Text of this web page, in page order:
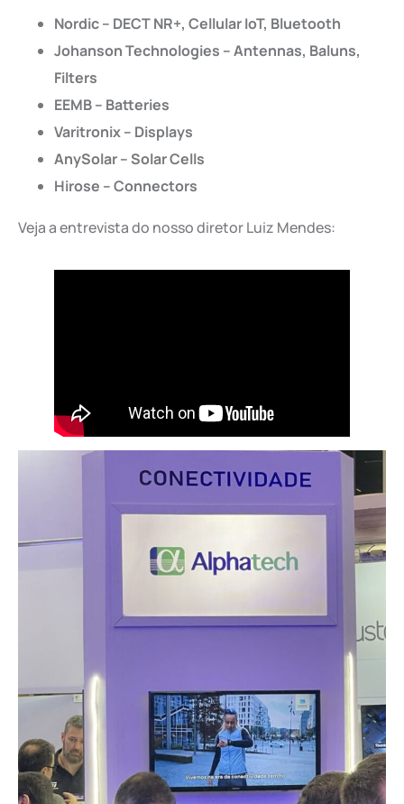
Nordic – DECT NR+, Cellular IoT, Bluetooth
Johanson Technologies – Antennas, Baluns,
Filters
EEMB – Batteries
Varitronix – Displays
AnySolar – Solar Cells
Hirose – Connectors
Veja a entrevista do nosso diretor Luiz Mendes: